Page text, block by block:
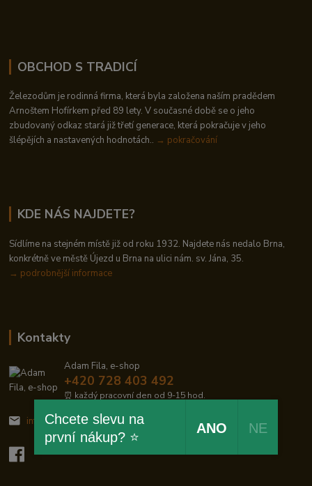
OBCHOD S TRADICÍ
Železodům je rodinná firma, která byla založena naším pradědem
Arnoštem Hofírkem před 89 lety. V současné době se o jeho
zbudovaný odkaz stará již třetí generace, která pokračuje v jeho
šlépějích a nastavených hodnotách.. → pokračování
KDE NÁS NAJDETE?
Sídlíme na stejném místě již od roku 1932. Najdete nás nedalo Brna,
konkrétně ve městě Újezd u Brna na ulici nám. sv. Jána, 35.
→ podrobnější informace
Kontakty
Adam Fila, e-shop
+420 728 403 492
⏰ každý pracovní den od 9-15 hod.
info@zelezodum.cz
Chcete slevu na
první nákup? ⭐
ANO NE